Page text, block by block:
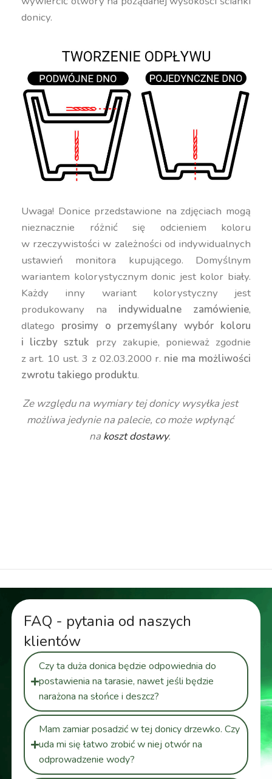
donicy.
Uwaga! Donice przedstawione na zdjęciach mogą
nieznacznie różnić się odcieniem koloru
w rzeczywistości w zależności od indywidualnych
ustawień monitora kupującego. Domyślnym
wariantem kolorystycznym donic jest kolor biały.
Każdy inny wariant kolorystyczny jest
produkowany na indywidualne zamówienie,
dlatego prosimy o przemyślany wybór koloru
i liczby sztuk przy zakupie, ponieważ zgodnie
z art. 10 ust. 3 z 02.03.2000 r. nie ma możliwości
zwrotu takiego produktu.
Ze względu na wymiary tej donicy wysyłka jest
możliwa jedynie na palecie, co może wpłynąć
na koszt dostawy.
FAQ - pytania od naszych
klientów
Czy ta duża donica będzie odpowiednia do
postawienia na tarasie, nawet jeśli będzie
narażona na słońce i deszcz?
Mam zamiar posadzić w tej donicy drzewko. Czy
uda mi się łatwo zrobić w niej otwór na
odprowadzenie wody?